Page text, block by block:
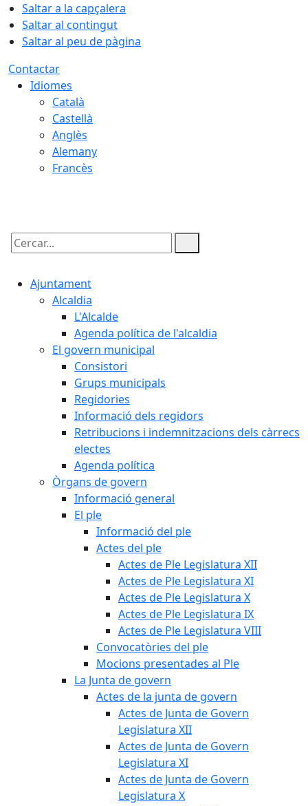
Saltar a la capçalera
Saltar al contingut
Saltar al peu de pàgina
Contactar
Idiomes
Català
Castellà
Anglès
Alemany
Francès
Cercar:
Ajuntament
Alcaldia
L'Alcalde
Agenda política de l'alcaldia
El govern municipal
Consistori
Grups municipals
Regidories
Informació dels regidors
Retribucions i indemnitzacions dels càrrecs
electes
Agenda política
Òrgans de govern
Informació general
El ple
Informació del ple
Actes del ple
Actes de Ple Legislatura XII
Actes de Ple Legislatura XI
Actes de Ple Legislatura X
Actes de Ple Legislatura IX
Actes de Ple Legislatura VIII
Convocatòries del ple
Mocions presentades al Ple
La Junta de govern
Actes de la junta de govern
Actes de Junta de Govern
Legislatura XII
Actes de Junta de Govern
Legislatura XI
Actes de Junta de Govern
Legislatura X